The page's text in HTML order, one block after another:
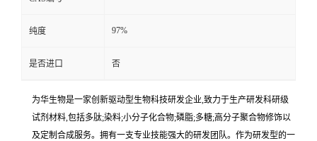
纯度 97%
是否进口 否
为华生物是一家创新驱动型生物科技研发企业,致力于生产研发科研级
试剂材料,包括多肽;染料;小分子化合物;磷脂;多糖;高分子聚合物修饰以
及定制合成服务。拥有一支专业技能强大的研发团队。作为研发型的一